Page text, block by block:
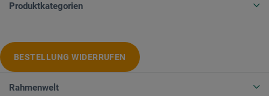
Produktkategorien
BESTELLUNG WIDERRUFEN
Rahmenwelt